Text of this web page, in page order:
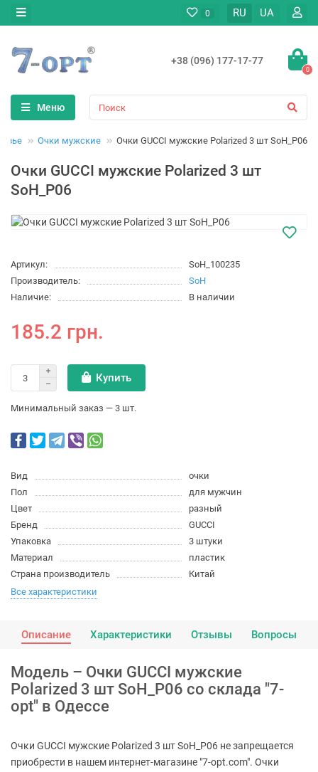
0 RU UA
+38 (096) 177-17-77
0
Меню
Очки мужские Очки GUCCI мужские Polarized 3 шт SoH_P06
Очки GUCCI мужские Polarized 3 шт
SoH_P06
Артикул:
SoH_100235
Производитель:
SoH
Наличие:
В наличии
185.2 грн.
Купить
Минимальный заказ — 3 шт.
Вид
очки
Пол
для мужчин
Цвет
разный
Бренд
GUCCI
Упаковка
3 штуки
Материал
пластик
Страна производитель
Китай
Все характеристики
Описание Характеристики Отзывы Вопросы
Модель – Очки GUCCI мужские
Polarized 3 шт SoH_P06 со склада "7-
opt" в Одессе
Очки GUCCI мужские Polarized 3 шт SoH_P06 не запрещается
приобрести в нашем интернет-магазине "7-opt.com". Очки